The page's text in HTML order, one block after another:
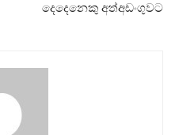
දෙදෙනෙකු අත්අඩංගුවට